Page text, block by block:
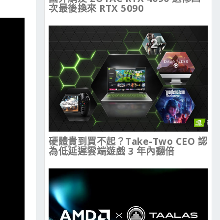
次最後換來 RTX 5090
硬體貴到買不起？Take-Two CEO 認
為低延遲雲端遊戲 3 年內翻倍